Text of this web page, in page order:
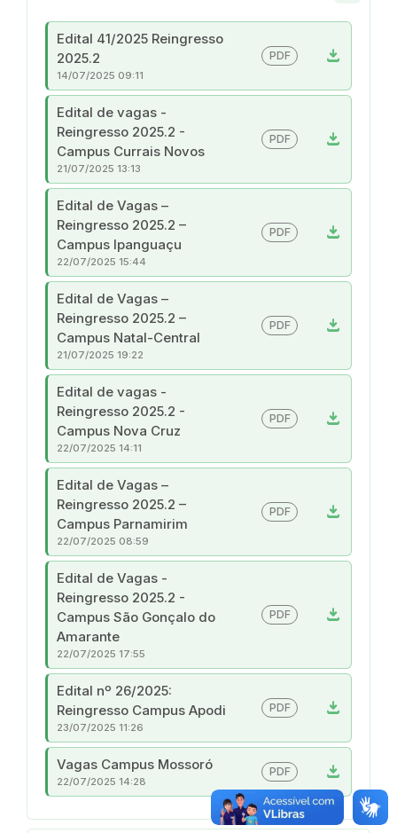
Edital 41/2025 Reingresso
2025.2
download
PDF
14/07/2025 09:11
Edital de vagas -
Reingresso 2025.2 -
Campus Currais Novos
download
PDF
21/07/2025 13:13
Edital de Vagas –
Reingresso 2025.2 –
Campus Ipanguaçu
download
PDF
22/07/2025 15:44
Edital de Vagas –
Reingresso 2025.2 –
Campus Natal-Central
download
PDF
21/07/2025 19:22
Edital de vagas -
Reingresso 2025.2 -
Campus Nova Cruz
download
PDF
22/07/2025 14:11
Edital de Vagas –
Reingresso 2025.2 –
Campus Parnamirim
download
PDF
22/07/2025 08:59
Edital de Vagas -
Reingresso 2025.2 -
Campus São Gonçalo do
Amarante
download
PDF
22/07/2025 17:55
Edital nº 26/2025:
Reingresso Campus Apodi
download
PDF
23/07/2025 11:26
Vagas Campus Mossoró download
PDF
22/07/2025 14:28